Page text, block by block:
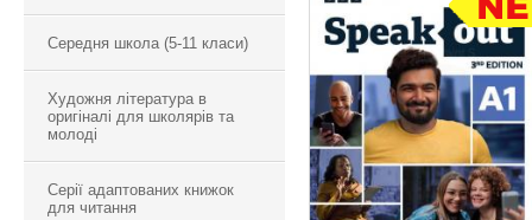
Середня школа (5-11 класи)
Художня література в
оригіналі для школярів та
молоді
Серії адаптованих книжок
для читання
SPEAKOUT 3ND
EDITION